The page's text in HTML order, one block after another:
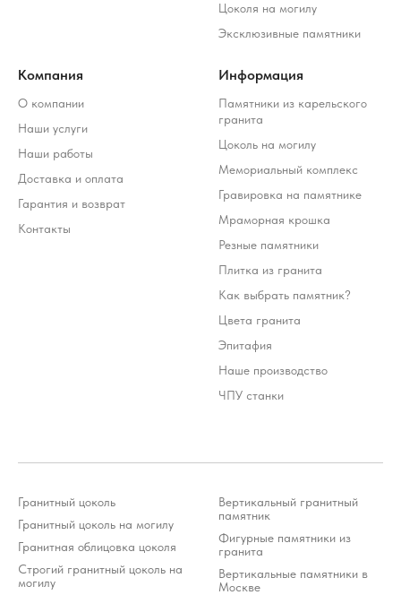
Цоколя на могилу
Эксклюзивные памятники
Компания
О компании
Наши услуги
Наши работы
Доставка и оплата
Гарантия и возврат
Контакты
Информация
Памятники из карельского
гранита
Цоколь на могилу
Мемориальный комплекс
Гравировка на памятнике
Мраморная крошка
Резные памятники
Плитка из гранита
Как выбрать памятник?
Цвета гранита
Эпитафия
Наше производство
ЧПУ станки
Гранитный цоколь
Гранитный цоколь на могилу
Гранитная облицовка цоколя
Строгий гранитный цоколь на
могилу
Вертикальный гранитный
памятник
Фигурные памятники из
гранита
Вертикальные памятники в
Москве
Политика конфиденциальности
Разработка ivanenkomarketing.ru
клиента.